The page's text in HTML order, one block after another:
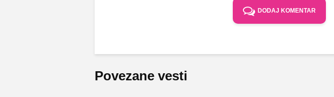
DODAJ KOMENTAR
Povezane vesti